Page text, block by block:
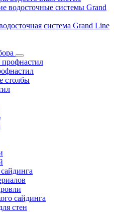
водосточные системы Grand
система Grand Line
столбы
сайдинга
стен